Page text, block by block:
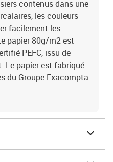
contenus dans une
les couleurs
facilement les
papier 80g/m2 est
PEFC, issu de
Le papier est fabriqué
du Groupe Exacompta-